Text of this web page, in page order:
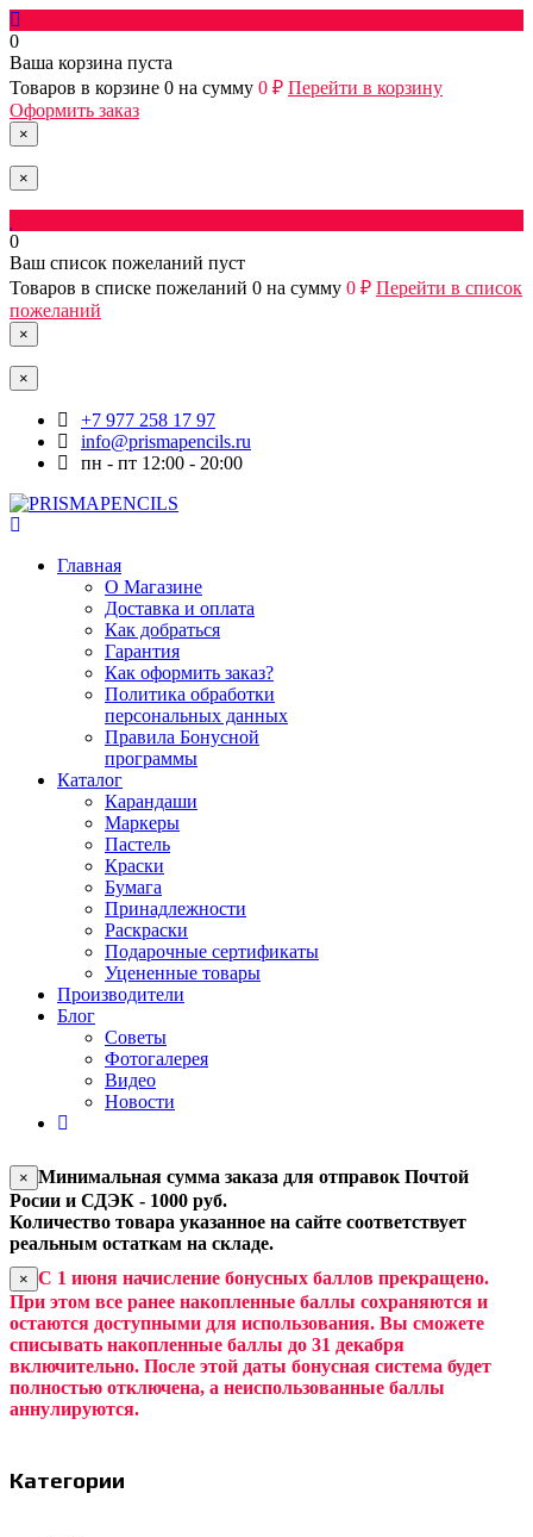
0
Ваша корзина пуста
Товаров в корзине 0 на сумму 0 ₽ Перейти в корзину
Оформить заказ
×
×
0
Ваш список пожеланий пуст
Товаров в списке пожеланий 0 на сумму 0 ₽ Перейти в список
пожеланий
×
×
+7 977 258 17 97
info@prismapencils.ru
пн - пт 12:00 - 20:00
Главная
О Магазине
Доставка и оплата
Как добраться
Гарантия
Как оформить заказ?
Политика обработки
персональных данных
Правила Бонусной
программы
Каталог
Карандаши
Маркеры
Пастель
Краски
Бумага
Принадлежности
Раскраски
Подарочные сертификаты
Уцененные товары
Производители
Блог
Советы
Фотогалерея
Видео
Новости
× Минимальная сумма заказа для отправок Почтой
Росии и СДЭК - 1000 руб.
Количество товара указанное на сайте соответствует
реальным остаткам на складе.
× С 1 июня начисление бонусных баллов прекращено.
При этом все ранее накопленные баллы сохраняются и
остаются доступными для использования. Вы сможете
списывать накопленные баллы до 31 декабря
включительно. После этой даты бонусная система будет
полностью отключена, а неиспользованные баллы
аннулируются.
Категории